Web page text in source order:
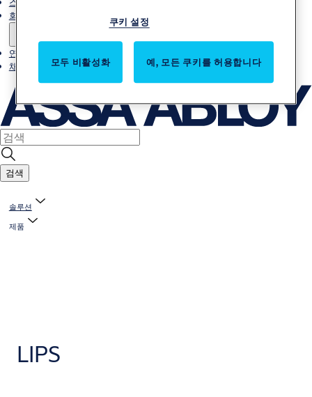
회사소개
연락처
채용
검색
솔루션
제품
LIPS
쿠키 설정
모두 비활성화 예, 모든 쿠키를 허용합니다